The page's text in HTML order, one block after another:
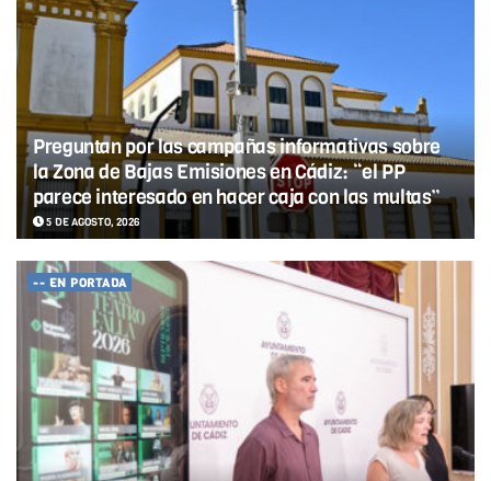
Preguntan por las campañas informativas sobre
la Zona de Bajas Emisiones en Cádiz: “el PP
parece interesado en hacer caja con las multas”
5 DE AGOSTO, 2026
-- EN PORTADA